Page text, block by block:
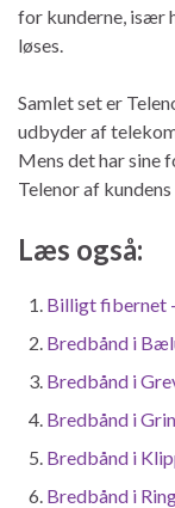
for kunderne, især
løses.
Samlet set er
udbyder af
Mens det har sine
Telenor af
Læs også:
Billigt fibernet
Bredbånd i
Bredbånd i
Bredbånd i
Bredbånd i
Bredbånd i